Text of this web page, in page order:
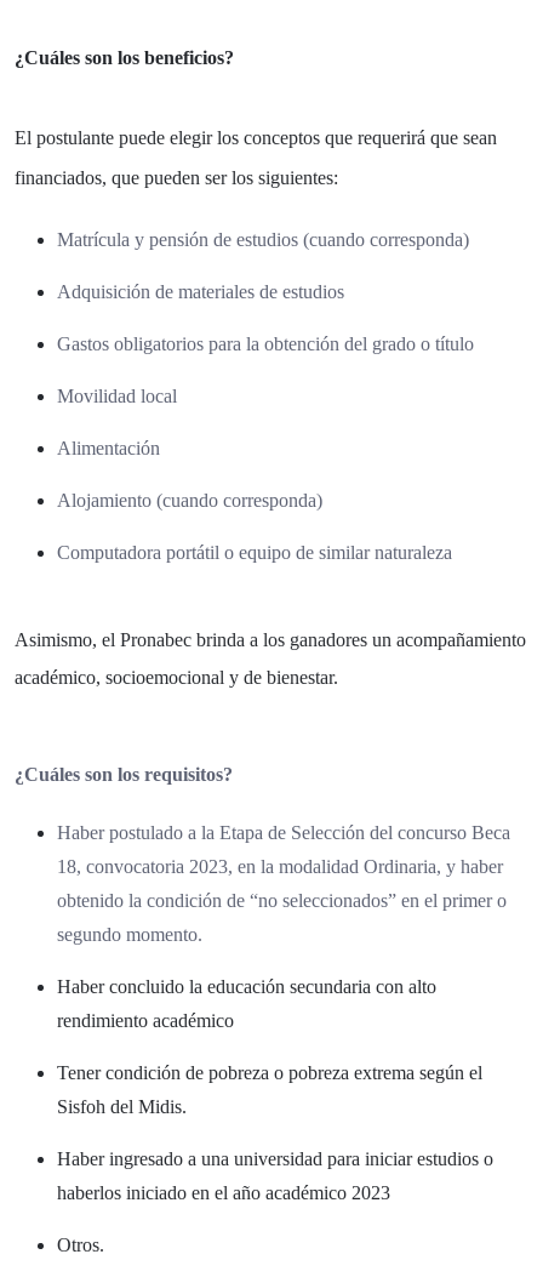
¿Cuáles son los beneficios?
El postulante puede elegir los conceptos que requerirá que sean
financiados, que pueden ser los siguientes:
Matrícula y pensión de estudios (cuando corresponda)
Adquisición de materiales de estudios
Gastos obligatorios para la obtención del grado o título
Movilidad local
Alimentación
Alojamiento (cuando corresponda)
Computadora portátil o equipo de similar naturaleza
Asimismo, el Pronabec brinda a los ganadores un acompañamiento
académico, socioemocional y de bienestar.
¿Cuáles son los requisitos?
Haber postulado a la Etapa de Selección del concurso Beca
18, convocatoria 2023, en la modalidad Ordinaria, y haber
obtenido la condición de “no seleccionados” en el primer o
segundo momento.
Haber concluido la educación secundaria con alto
rendimiento académico
Tener condición de pobreza o pobreza extrema según el
Sisfoh del Midis.
Haber ingresado a una universidad para iniciar estudios o
haberlos iniciado en el año académico 2023
Otros.